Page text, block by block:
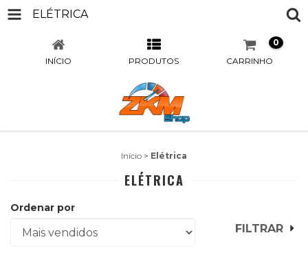
ELÉTRICA
INÍCIO PRODUTOS CARRINHO
0
Início > Elétrica
ELÉTRICA
Ordenar por
FILTRAR